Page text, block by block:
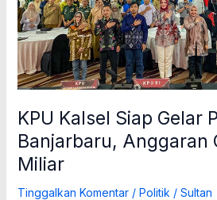
KPU Kalsel Siap Gelar
Banjarbaru, Anggaran
Miliar
Tinggalkan Komentar / Politik / Sultan
Rp9
Miliar